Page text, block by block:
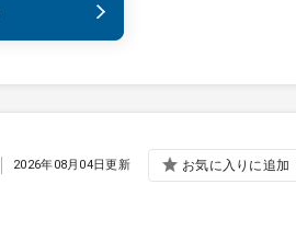
2026年08月04日更新 お気に入りに追加